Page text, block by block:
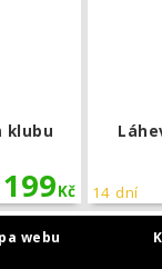
klubu
199Kč 14 dní
webu